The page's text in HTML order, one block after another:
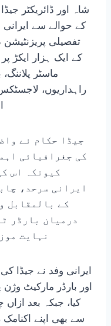
شاہ اور ڈائریکٹر
تفصیلی
کے ایک ہزار ایکڑ
ماسٹر
راہداریوں،
جیڈا حکام نے
کی جغرافیائی
کیونکہ اس
ایرانی سرحد،
کے بالمقابل
درمیان بارڈر
نہایت
ایرانی وفد نے جیڈا
اور بارڈر مارکیٹ
کیا، جبکہ بعد
سے بھی اپنے